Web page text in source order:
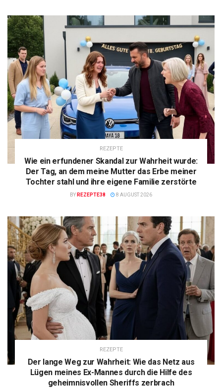
REZEPTE
Wie ein erfundener Skandal zur Wahrheit wurde:
Der Tag, an dem meine Mutter das Erbe meiner
Tochter stahl und ihre eigene Familie zerstörte
BY REZEPTE38 8 AUGUST 2026
REZEPTE
Der lange Weg zur Wahrheit: Wie das Netz aus
Lügen meines Ex-Mannes durch die Hilfe des
geheimnisvollen Sheriffs zerbrach